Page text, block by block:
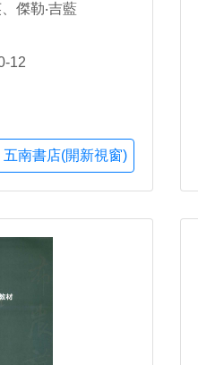
傑勒‧吉藍
12
五南書店(開新視窗)